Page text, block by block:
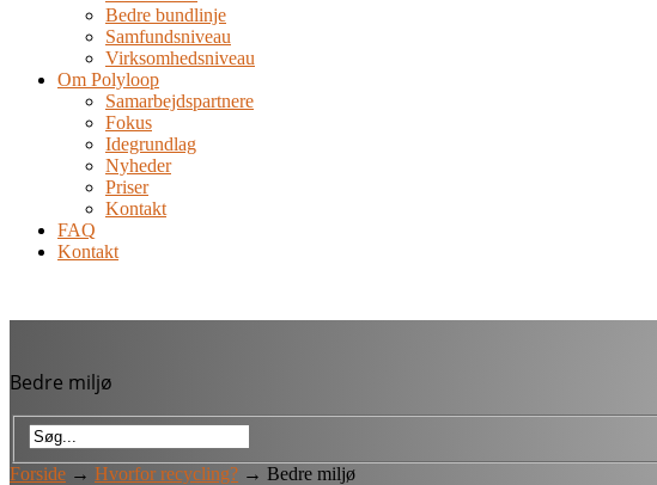
Bedre bundlinje
Samfundsniveau
Virksomhedsniveau
Om Polyloop
Samarbejdspartnere
Fokus
Idegrundlag
Nyheder
Priser
Kontakt
FAQ
Kontakt
Bedre miljø
Forside → Hvorfor recycling? → Bedre miljø